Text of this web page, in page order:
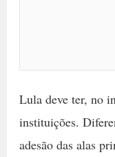
Lula deve ter, no
instituições.
adesão das alas